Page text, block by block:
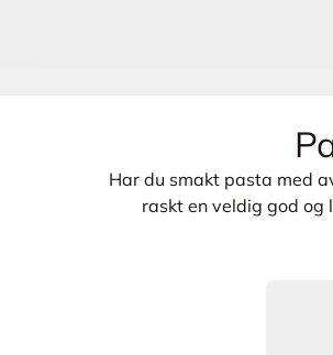
Har du smakt pasta med
raskt en veldig god og